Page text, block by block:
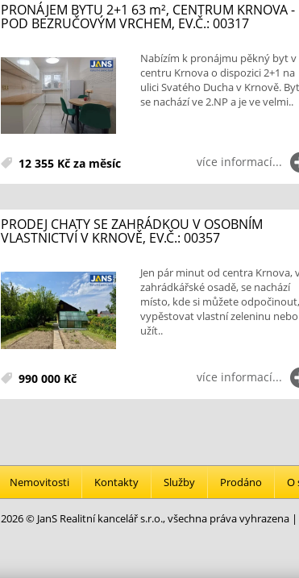
PRONÁJEM BYTU 2+1 63 m², CENTRUM KRNOVA -
POD BEZRUČOVÝM VRCHEM, EV.Č.: 00317
Nabízím k pronájmu pěkný byt v
centru Krnova o dispozici 2+1 na
ulici Svatého Ducha v Krnově. Byt
se nachází ve 2.NP a je ve velmi..
12 355 Kč za měsíc více informací...
PRODEJ CHATY SE ZAHRÁDKOU V OSOBNÍM
VLASTNICTVÍ V KRNOVĚ, EV.Č.: 00357
Jen pár minut od centra Krnova,
zahrádkářské osadě, se nachází
místo, kde si můžete odpočinout,
vypěstovat vlastní zeleninu nebo
užít..
990 000 Kč více informací...
Nemovitosti Kontakty Služby Prodáno O
2026 © JanS Realitní kancelář s.r.o., všechna práva vyhrazena |